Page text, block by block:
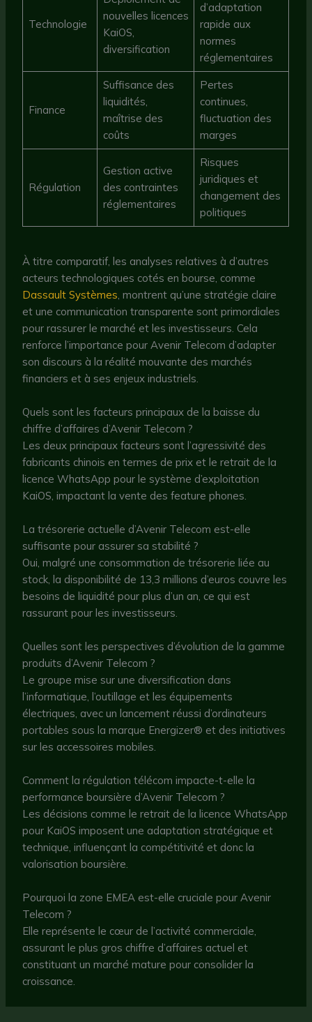
Technologie
nouvelles licences
KaiOS,
diversification
d’adaptation
rapide aux
normes
réglementaires
Finance
Suffisance des
liquidités,
maîtrise des
coûts
Pertes
continues,
fluctuation des
marges
Régulation
Gestion active
des contraintes
réglementaires
Risques
juridiques et
changement des
politiques
À titre comparatif, les analyses relatives à d’autres
acteurs technologiques cotés en bourse, comme
Dassault Systèmes , montrent qu’une stratégie claire
et une communication transparente sont primordiales
pour rassurer le marché et les investisseurs. Cela
renforce l’importance pour Avenir Telecom d’adapter
son discours à la réalité mouvante des marchés
financiers et à ses enjeux industriels.
Quels sont les facteurs principaux de la baisse du
chiffre d’affaires d’Avenir Telecom ?
Les deux principaux facteurs sont l’agressivité des
fabricants chinois en termes de prix et le retrait de la
licence WhatsApp pour le système d’exploitation
KaiOS, impactant la vente des feature phones.
La trésorerie actuelle d’Avenir Telecom est-elle
suffisante pour assurer sa stabilité ?
Oui, malgré une consommation de trésorerie liée au
stock, la disponibilité de 13,3 millions d’euros couvre les
besoins de liquidité pour plus d’un an, ce qui est
rassurant pour les investisseurs.
Quelles sont les perspectives d’évolution de la gamme
produits d’Avenir Telecom ?
Le groupe mise sur une diversification dans
l’informatique, l’outillage et les équipements
électriques, avec un lancement réussi d’ordinateurs
portables sous la marque Energizer® et des initiatives
sur les accessoires mobiles.
Comment la régulation télécom impacte-t-elle la
performance boursière d’Avenir Telecom ?
Les décisions comme le retrait de la licence WhatsApp
pour KaiOS imposent une adaptation stratégique et
technique, influençant la compétitivité et donc la
valorisation boursière.
Pourquoi la zone EMEA est-elle cruciale pour Avenir
Telecom ?
Elle représente le cœur de l’activité commerciale,
assurant le plus gros chiffre d’affaires actuel et
constituant un marché mature pour consolider la
croissance.